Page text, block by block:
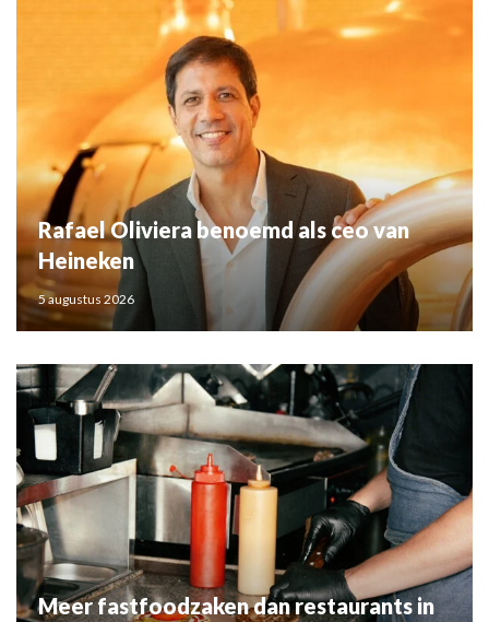
Rafael Oliviera benoemd als ceo van
Heineken
5 augustus 2026
Meer fastfoodzaken dan restaurants in